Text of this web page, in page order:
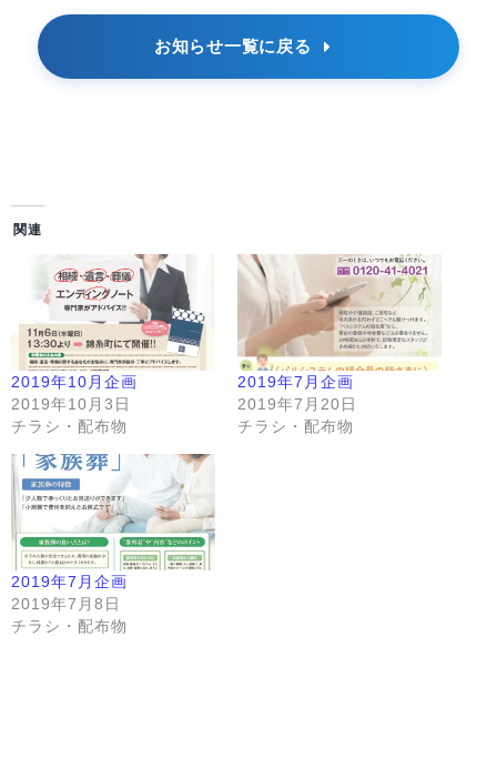
お知らせ一覧に戻る
関連
2019年10月企画
2019年10月3日
チラシ・配布物
2019年7月企画
2019年7月20日
チラシ・配布物
2019年7月企画
2019年7月8日
チラシ・配布物